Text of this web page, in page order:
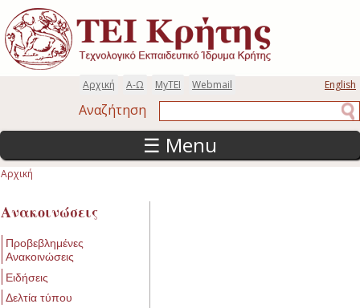
Παράκαμψη προς το κυρίως περιεχόμενο
English
Webmail
MyTEI
Α-Ω
Αρχική
Αναζήτηση
☰ Menu
Αρχική
Ανακοινώσεις
Προβεβλημένες
Ανακοινώσεις
Ειδήσεις
Δελτία τύπου